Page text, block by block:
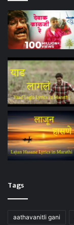
Tags
aathavanitli gani